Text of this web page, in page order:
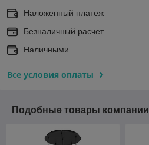
Наложенный платеж
Безналичный расчет
Наличными
Все условия оплаты
Подобные товары компании